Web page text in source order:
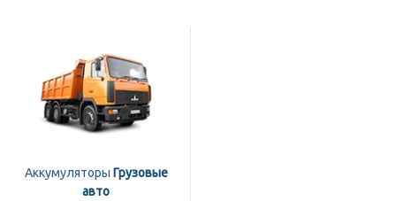
Аккумуляторы Грузовые
авто